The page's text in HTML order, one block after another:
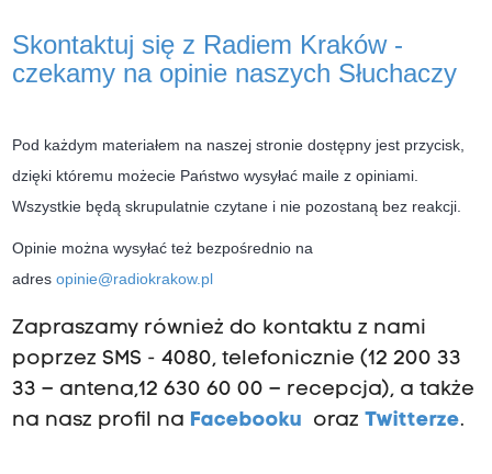
Skontaktuj się z Radiem Kraków -
czekamy na opinie naszych Słuchaczy
Pod każdym materiałem na naszej stronie dostępny jest przycisk,
dzięki któremu możecie Państwo wysyłać maile z opiniami.
Wszystkie będą skrupulatnie czytane i nie pozostaną bez reakcji.
Opinie można wysyłać też bezpośrednio na
adres opinie@radiokrakow.pl
Zapraszamy również do kontaktu z nami
poprzez SMS - 4080, telefonicznie (12 200 33
33 – antena,12 630 60 00 – recepcja), a także
na nasz profil na Facebooku oraz Twitterze.